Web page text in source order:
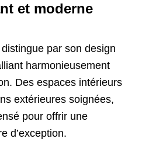
et moderne
par son design
harmonieusement
Des espaces intérieurs
extérieures soignées,
pour offrir une
d’exception.